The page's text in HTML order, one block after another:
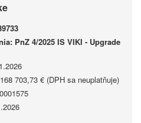
PnZ 4/2025 IS VIKI - Upgrade
168 703,73 € (DPH sa neuplatňuje)